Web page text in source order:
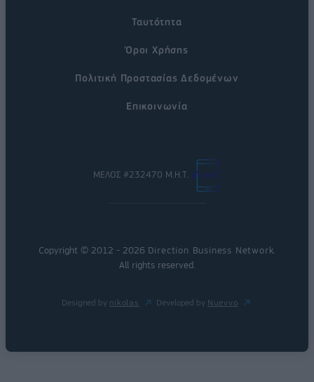
Ταυτότητα
Όροι Χρήσης
Πολιτική Προστασίας Δεδομένων
Επικοινωνία
ΜΕΛΟΣ #232470 Μ.Η.Τ.
Copyright © 2012 - 2026 Direction Business Network
All rights reserved.
Designed by nikolas Developed by Nuevvo